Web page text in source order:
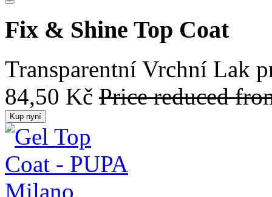
Fix & Shine Top Coat
Transparentní Vrchní Lak
84,50 Kč Price reduced
Kup nyní